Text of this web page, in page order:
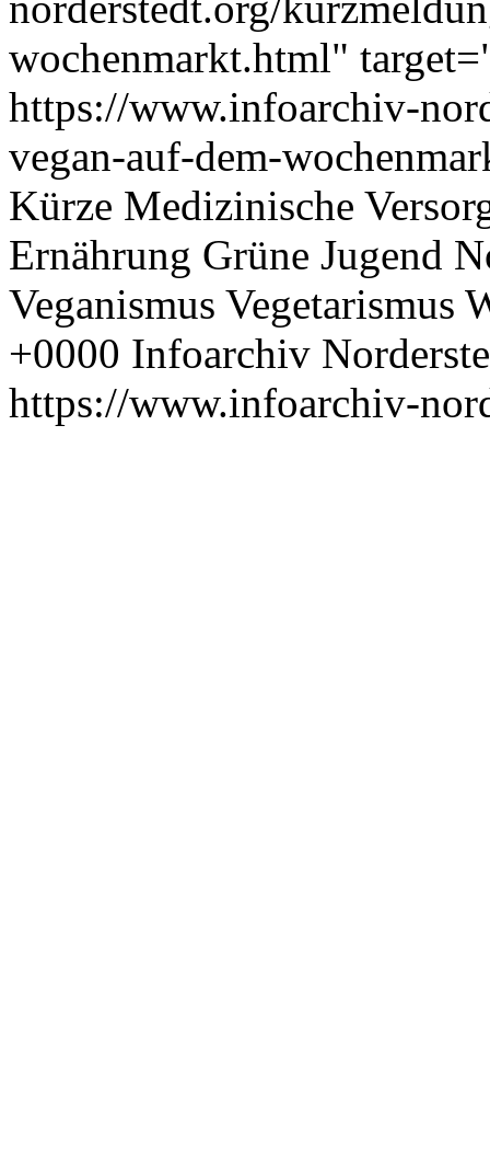
wochenmarkt.html"
https://www.infoarchiv-
vegan-auf-dem-
Kürze Medizinische
Ernährung Grüne Jugend
Veganismus Vegetarismus
+0000 Infoarchiv
https://www.infoarchiv-